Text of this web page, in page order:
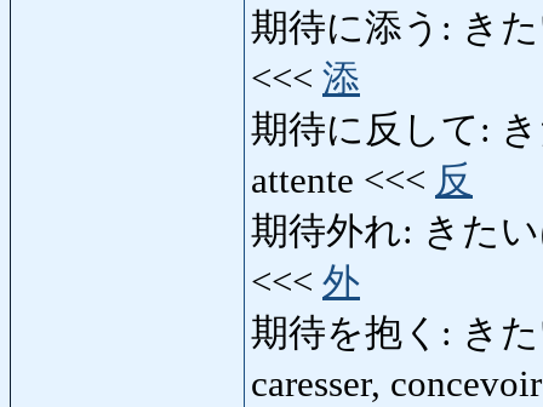
期待に添う: きた
<<< 添
期待に反して:
attente <<< 反
期待外れ: きたい
<<< 外
期待を抱く: き
caresser,